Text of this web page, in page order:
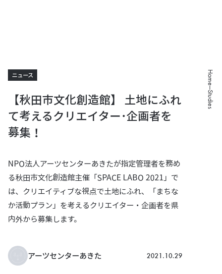
Home
Studies
ニュース
【秋田市文化創造館】 土地にふれ
て考えるクリエイター･企画者を
募集！
NPO法人アーツセンターあきたが指定管理者を務め
る秋田市文化創造館主催「SPACE LABO 2021」で
は、クリエイティブな視点で土地にふれ、「まちな
か活動プラン」を考えるクリエイター・企画者を県
内外から募集します。
アーツセンターあきた 2021.10.29